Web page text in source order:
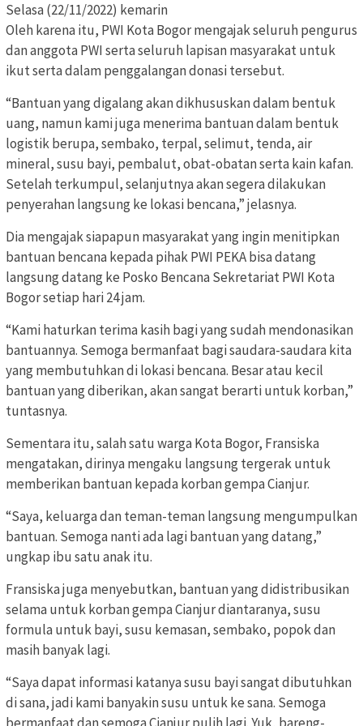
Selasa (22/11/2022) kemarin
Oleh karena itu, PWI Kota Bogor mengajak seluruh pengurus
dan anggota PWI serta seluruh lapisan masyarakat untuk
ikut serta dalam penggalangan donasi tersebut.
“Bantuan yang digalang akan dikhususkan dalam bentuk
uang, namun kami juga menerima bantuan dalam bentuk
logistik berupa, sembako, terpal, selimut, tenda, air
mineral, susu bayi, pembalut, obat-obatan serta kain kafan.
Setelah terkumpul, selanjutnya akan segera dilakukan
penyerahan langsung ke lokasi bencana,” jelasnya.
Dia mengajak siapapun masyarakat yang ingin menitipkan
bantuan bencana kepada pihak PWI PEKA bisa datang
langsung datang ke Posko Bencana Sekretariat PWI Kota
Bogor setiap hari 24 jam.
“Kami haturkan terima kasih bagi yang sudah mendonasikan
bantuannya. Semoga bermanfaat bagi saudara-saudara kita
yang membutuhkan di lokasi bencana. Besar atau kecil
bantuan yang diberikan, akan sangat berarti untuk korban,”
tuntasnya.
Sementara itu, salah satu warga Kota Bogor, Fransiska
mengatakan, dirinya mengaku langsung tergerak untuk
memberikan bantuan kepada korban gempa Cianjur.
“Saya, keluarga dan teman-teman langsung mengumpulkan
bantuan. Semoga nanti ada lagi bantuan yang datang,”
ungkap ibu satu anak itu.
Fransiska juga menyebutkan, bantuan yang didistribusikan
selama untuk korban gempa Cianjur diantaranya, susu
formula untuk bayi, susu kemasan, sembako, popok dan
masih banyak lagi.
“Saya dapat informasi katanya susu bayi sangat dibutuhkan
di sana, jadi kami banyakin susu untuk ke sana. Semoga